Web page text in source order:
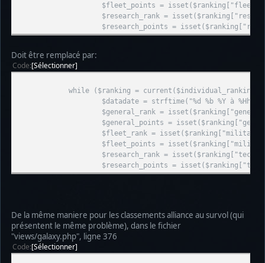
$fleet_points = isset($ranking["fleet"]) ?
$research_rank = isset($ranking["research"]) ?
$research_points = isset($ranking["research"]) ?
Doit être remplacé par:
Code Sélectionner
while ($ranking =
$datadate = strftime("%d %b %Y à %Hh",
$general_rank = isset($ranking["general"]) ?
$general_points = isset($ranking["general"]) ?
$fleet_rank = isset($ranking["military"]) ?
$fleet_points = isset($ranking["military"]) ?
$research_rank = isset($ranking["techno"]) ?
$research_points = isset($ranking["techno"]) ?
De la même maniere pour les classements alliance au survol (qui
présentent le même problème), dans le fichier
"views/galaxy.php", ligne 376
Code Sélectionner